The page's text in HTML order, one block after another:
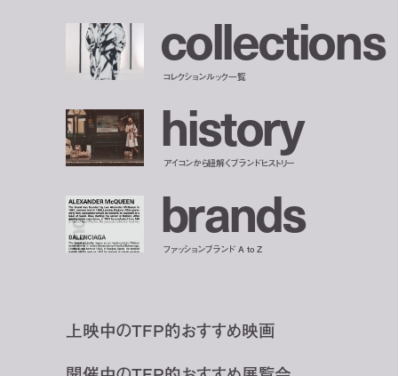
collections
コレクションルック一覧
history
アイコンから紐解くブランドヒストリー
brands
ファッションブランド A to Z
上映中のTFP的おすすめ映画